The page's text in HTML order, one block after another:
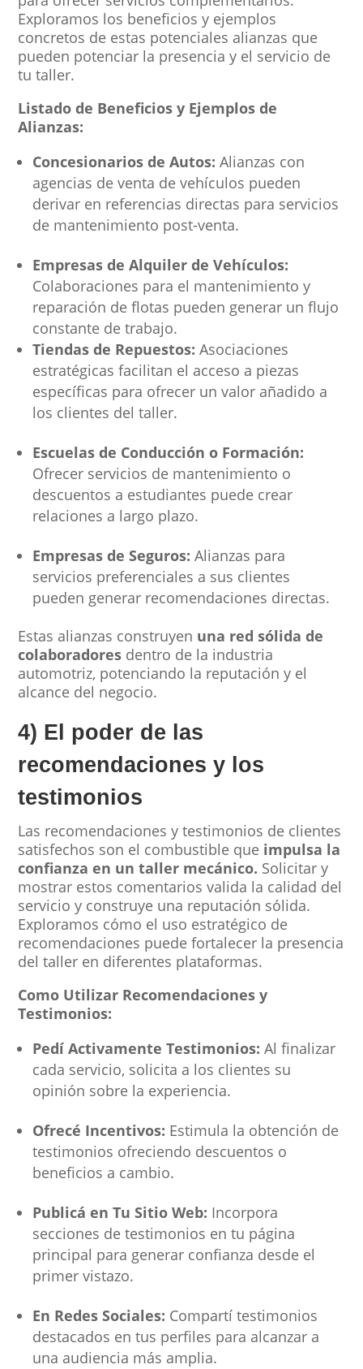
Exploramos los beneficios y ejemplos
concretos de estas potenciales alianzas que
pueden potenciar la presencia y el servicio de
tu taller.
Listado de Beneficios y Ejemplos de
Alianzas:
Concesionarios de Autos: Alianzas con
agencias de venta de vehículos pueden
derivar en referencias directas para servicios
de mantenimiento post-venta.
Empresas de Alquiler de Vehículos:
Colaboraciones para el mantenimiento y
reparación de flotas pueden generar un flujo
constante de trabajo.
Tiendas de Repuestos: Asociaciones
estratégicas facilitan el acceso a piezas
específicas para ofrecer un valor añadido a
los clientes del taller.
Escuelas de Conducción o Formación:
Ofrecer servicios de mantenimiento o
descuentos a estudiantes puede crear
relaciones a largo plazo.
Empresas de Seguros: Alianzas para
servicios preferenciales a sus clientes
pueden generar recomendaciones directas.
Estas alianzas construyen una red sólida de
colaboradores dentro de la industria
automotriz, potenciando la reputación y el
alcance del negocio.
4) El poder de las
recomendaciones y los
testimonios
Las recomendaciones y testimonios de clientes
satisfechos son el combustible que impulsa la
confianza en un taller mecánico. Solicitar y
mostrar estos comentarios valida la calidad del
servicio y construye una reputación sólida.
Exploramos cómo el uso estratégico de
recomendaciones puede fortalecer la presencia
del taller en diferentes plataformas.
Como Utilizar Recomendaciones y
Testimonios:
Pedí Activamente Testimonios: Al finalizar
cada servicio, solicita a los clientes su
opinión sobre la experiencia.
Ofrecé Incentivos: Estimula la obtención de
testimonios ofreciendo descuentos o
beneficios a cambio.
Publicá en Tu Sitio Web: Incorpora
secciones de testimonios en tu página
principal para generar confianza desde el
primer vistazo.
En Redes Sociales: Compartí testimonios
destacados en tus perfiles para alcanzar a
una audiencia más amplia.